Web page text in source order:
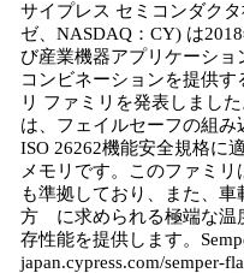
！
数
を
読
み
込
み
中
で
す
サイプレス セミコンダク
ゼ、NASDAQ：CY) は
び産業機器アプリケーシ
コンビネーションを提供
リ ファミリを発表しまし
は、フェイルセーフの組
ISO 26262機能安全規格に
メモリです。このファミ
も準拠しており、また、
方 に求められる極端な温
存性能を提供します。
japan.cypress.com/semper-